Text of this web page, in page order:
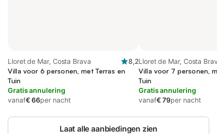
Lloret de Mar, Costa Brava
8,2
Villa voor 6 personen, met Terras en
Tuin
Gratis annulering
vanaf€ 66per nacht
Lloret de Mar, Costa
Villa voor 7 personen,
Tuin
Gratis annulering
vanaf€ 79per nacht
Laat alle aanbiedingen zien